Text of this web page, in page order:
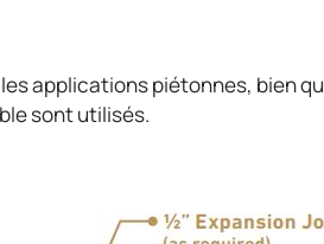
applications piétonnes, bien
sont utilisés.